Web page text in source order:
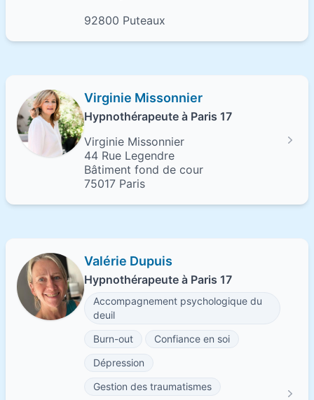
92800 Puteaux
Virginie Missonnier
Hypnothérapeute à Paris 17
Virginie Missonnier
44 Rue Legendre
Bâtiment fond de cour
75017 Paris
Valérie Dupuis
Hypnothérapeute à Paris 17
Accompagnement psychologique du
deuil
Burn-out
Confiance en soi
Dépression
Gestion des traumatismes